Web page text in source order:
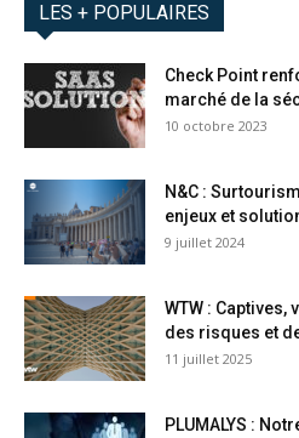
LES + POPULAIRES
Check Point
marché de la
10 octobre 2023
N&C :
enjeux et
9 juillet 2024
WTW :
des risques et
11 juillet 2025
PLUMALYS :